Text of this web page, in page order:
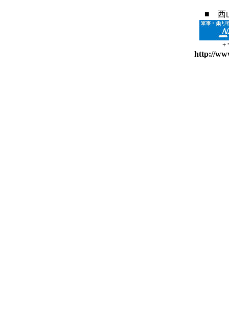
■ 西
+
http://